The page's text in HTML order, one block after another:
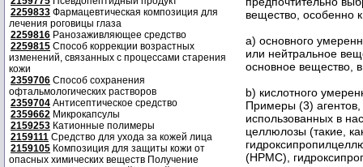
2259833 Фармацевтическая композиция для
лечения роговицы глаза
2259816 Ранозаживляющее средство
2259815 Способ коррекции возрастных
изменений, связанных с процессами старения
кожи
2359706 Способ сохранения
офтальмологических растворов
2359704 Антисептическое средство
2359662 Микрокапсулы
2159253 Катионные полимеры
2159111 Средство для ухода за кожей лица
2159105 Композиция для защиты кожи от
опасных химических веществ Получение
вещество, особенно
а) основного
или нейтральное
основное вещество,
b) кислотного
Примеры (3)
использованных в
целлюлозы (такие,
(НРМС),